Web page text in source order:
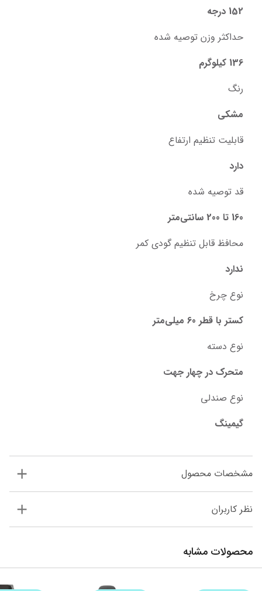
152 درجه
حداکثر وزن توصیه شده
136 کیلوگرم
رنگ
مشکی
قابلیت تنظیم ارتفاع
دارد
قد توصیه شده
160 تا 200 سانتی‌متر
محافظ قابل تنظیم گودی کمر
ندارد
نوع چرخ
کستر با قطر 60 میلی‌متر
نوع دسته
متحرک در چهار جهت
نوع صندلی
گیمینگ
مشخصات محصول
نظر کاربران
محصولات مشابه